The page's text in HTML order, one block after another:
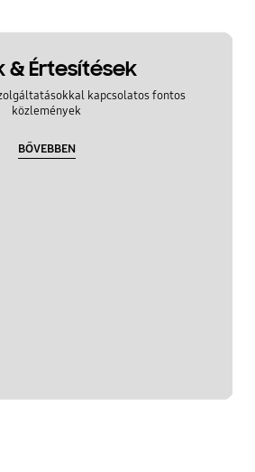
& Értesítések
kapcsolatos fontos
közlemények
BŐVEBBEN